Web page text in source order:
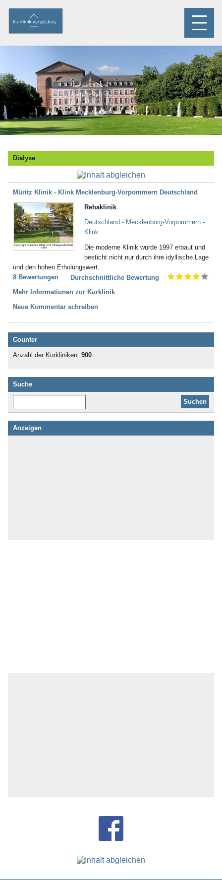
Dialyse
Müritz Klinik - Klink Mecklenburg-Vorpommern Deutschland
Copyright © Müritz Klinik FM Klinikgesellschaft
mbH
Rehaklinik
Deutschland - Mecklenburg-Vorpommern -
Klink
Die moderne Klinik wurde 1997 erbaut und
besticht nicht nur durch ihre idyllische Lage
und den hohen Erholungswert.
8 Bewertungen
Durchschnittliche Bewertung
Mehr Informationen zur Kurklinik
Neue Kommentar schreiben
Counter
Anzahl der Kurkliniken: 900
Suche
Anzeigen